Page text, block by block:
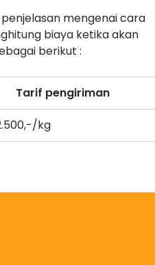
mengenai cara
biaya ketika akan
berikut :
Tarif pengiriman
kg